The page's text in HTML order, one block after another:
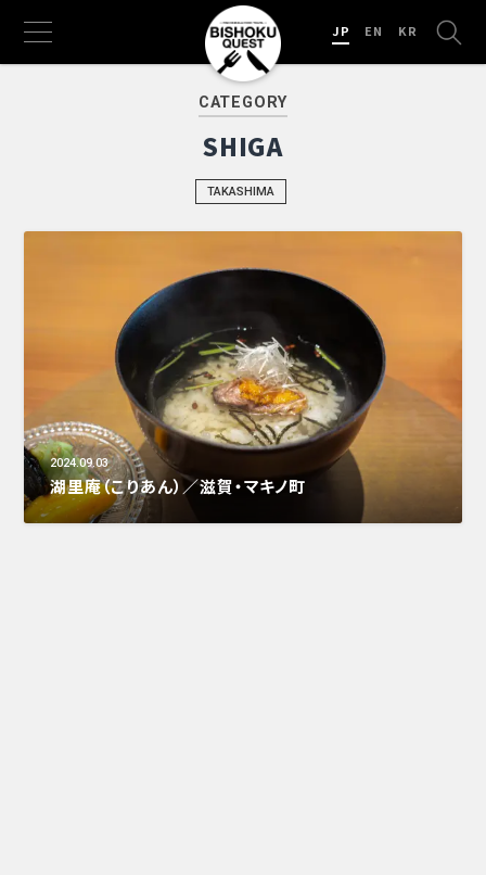
EN
JP KR
CATEGORY
SHIGA
TAKASHIMA
2024.09.03
湖里庵（こりあん）／滋賀・マキノ町